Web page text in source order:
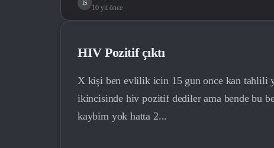
İS
10 yıl önce
HIV Pozitif çıktı
X kişi ben evlilik icin 15 gun once kan
ikincisinde hiv pozitif dediler ama bende bu
kaybim yok hatta 2...